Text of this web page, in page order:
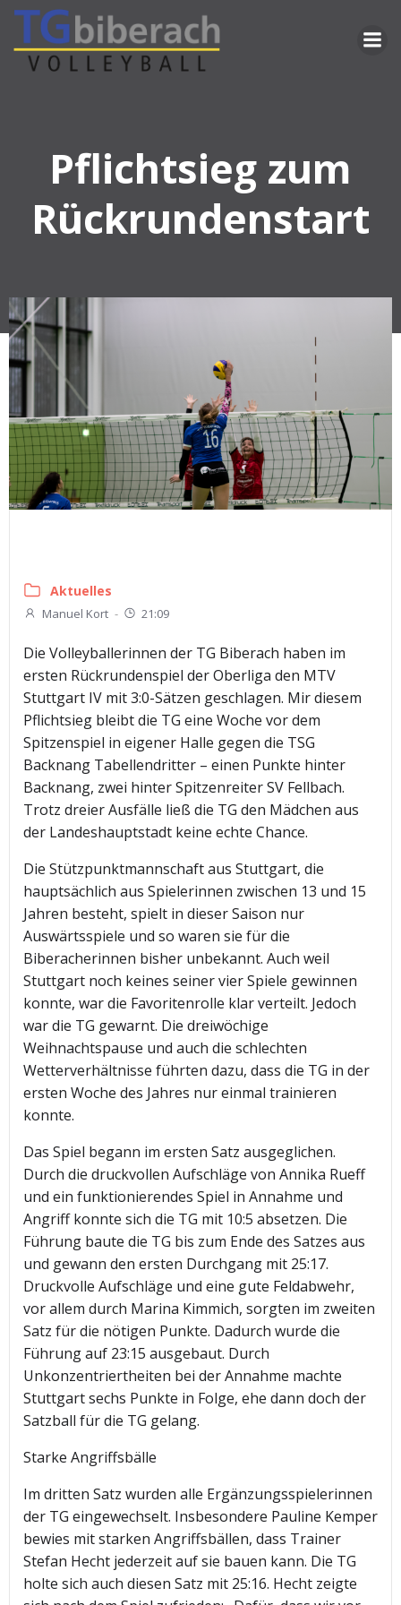
Inhalt
springen
Pflichtsieg zum
Rückrundenstart
Aktuelles
Manuel Kort - 21:09
Die Volleyballerinnen der TG Biberach haben im
ersten Rückrundenspiel der Oberliga den MTV
Stuttgart IV mit 3:0-Sätzen geschlagen. Mir diesem
Pflichtsieg bleibt die TG eine Woche vor dem
Spitzenspiel in eigener Halle gegen die TSG
Backnang Tabellendritter – einen Punkte hinter
Backnang, zwei hinter Spitzenreiter SV Fellbach.
Trotz dreier Ausfälle ließ die TG den Mädchen aus
der Landeshauptstadt keine echte Chance.
Die Stützpunktmannschaft aus Stuttgart, die
hauptsächlich aus Spielerinnen zwischen 13 und 15
Jahren besteht, spielt in dieser Saison nur
Auswärtsspiele und so waren sie für die
Biberacherinnen bisher unbekannt. Auch weil
Stuttgart noch keines seiner vier Spiele gewinnen
konnte, war die Favoritenrolle klar verteilt. Jedoch
war die TG gewarnt. Die dreiwöchige
Weihnachtspause und auch die schlechten
Wetterverhältnisse führten dazu, dass die TG in der
ersten Woche des Jahres nur einmal trainieren
konnte.
Das Spiel begann im ersten Satz ausgeglichen.
Durch die druckvollen Aufschläge von Annika Rueff
und ein funktionierendes Spiel in Annahme und
Angriff konnte sich die TG mit 10:5 absetzen. Die
Führung baute die TG bis zum Ende des Satzes aus
und gewann den ersten Durchgang mit 25:17.
Druckvolle Aufschläge und eine gute Feldabwehr,
vor allem durch Marina Kimmich, sorgten im zweiten
Satz für die nötigen Punkte. Dadurch wurde die
Führung auf 23:15 ausgebaut. Durch
Unkonzentriertheiten bei der Annahme machte
Stuttgart sechs Punkte in Folge, ehe dann doch der
Satzball für die TG gelang.
Starke Angriffsbälle
Im dritten Satz wurden alle Ergänzungsspielerinnen
der TG eingewechselt. Insbesondere Pauline Kemper
bewies mit starken Angriffsbällen, dass Trainer
Stefan Hecht jederzeit auf sie bauen kann. Die TG
holte sich auch diesen Satz mit 25:16. Hecht zeigte